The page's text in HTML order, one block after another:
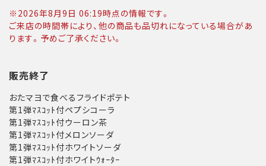
※ 2026年8月9日 06:19時点の情報です。
ご来店の時間帯により、他の商品も品切れになっている場合があ
ります。予めご了承ください。
販売終了
おたマヨで食べるフライドポテト
第1弾ﾏｽｺｯﾄ付ペプシコーラ
第1弾ﾏｽｺｯﾄ付ウーロン茶
第1弾ﾏｽｺｯﾄ付メロンソーダ
第1弾ﾏｽｺｯﾄ付ホワイトソーダ
第1弾ﾏｽｺｯﾄ付ホワイトｳｫｰﾀｰ